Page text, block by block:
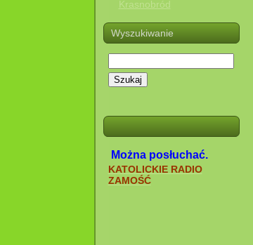
Krasnobród
Wyszukiwanie
Szukaj
Można posłuchać.
KATOLICKIE RADIO
ZAMOŚĆ